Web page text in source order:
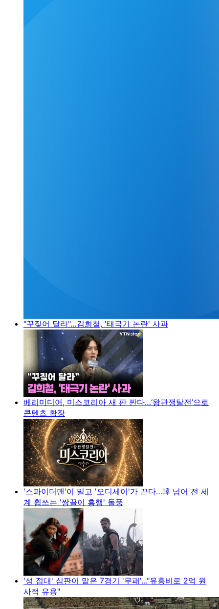
"꾸짖어 달라"…김희철, '태극기 논란' 사과
베리미디어, 미스코리아 새 판 짠다…‘왕관쟁탈전’으로
콘텐츠 확장
'스파이더맨'이 밀고 '오디세이'가 끈다…韓 넘어 전 세
계 휩쓰는 '쌍끌이 흥행' 돌풍
'성 접대' 심판이 맡은 7경기 '무패'..."유흥비로 2억 원
사적 유용"